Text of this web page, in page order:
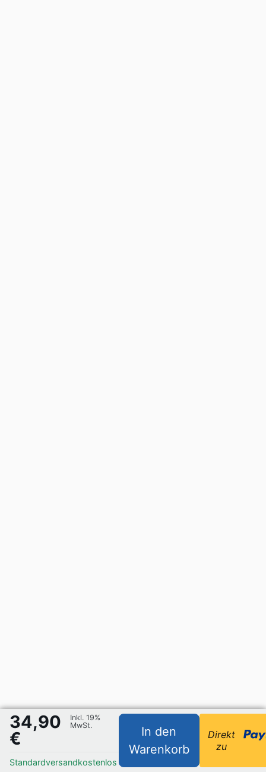
34,90
€
Inkl. 19%
MwSt.
Standardversandkostenlos
In den
Warenkorb
Direkt
zu